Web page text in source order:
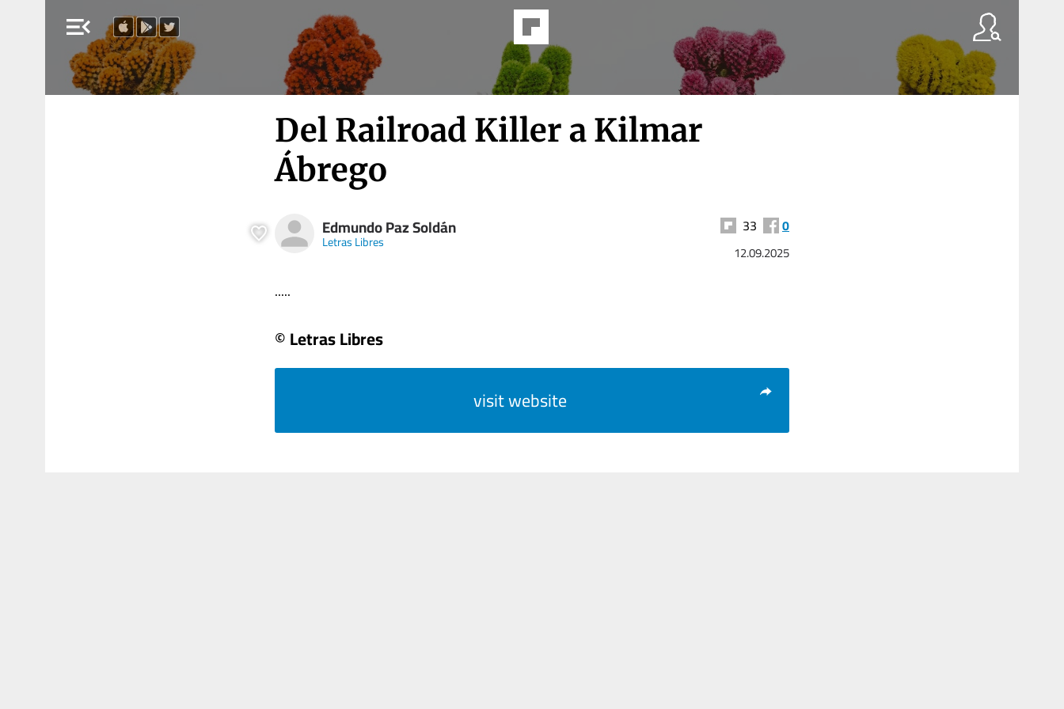
menu_open
Del Railroad Killer a Kilmar
Ábrego
Edmundo Paz Soldán
Letras Libres
33 0
12.09.2025
.....
© Letras Libres
visit website